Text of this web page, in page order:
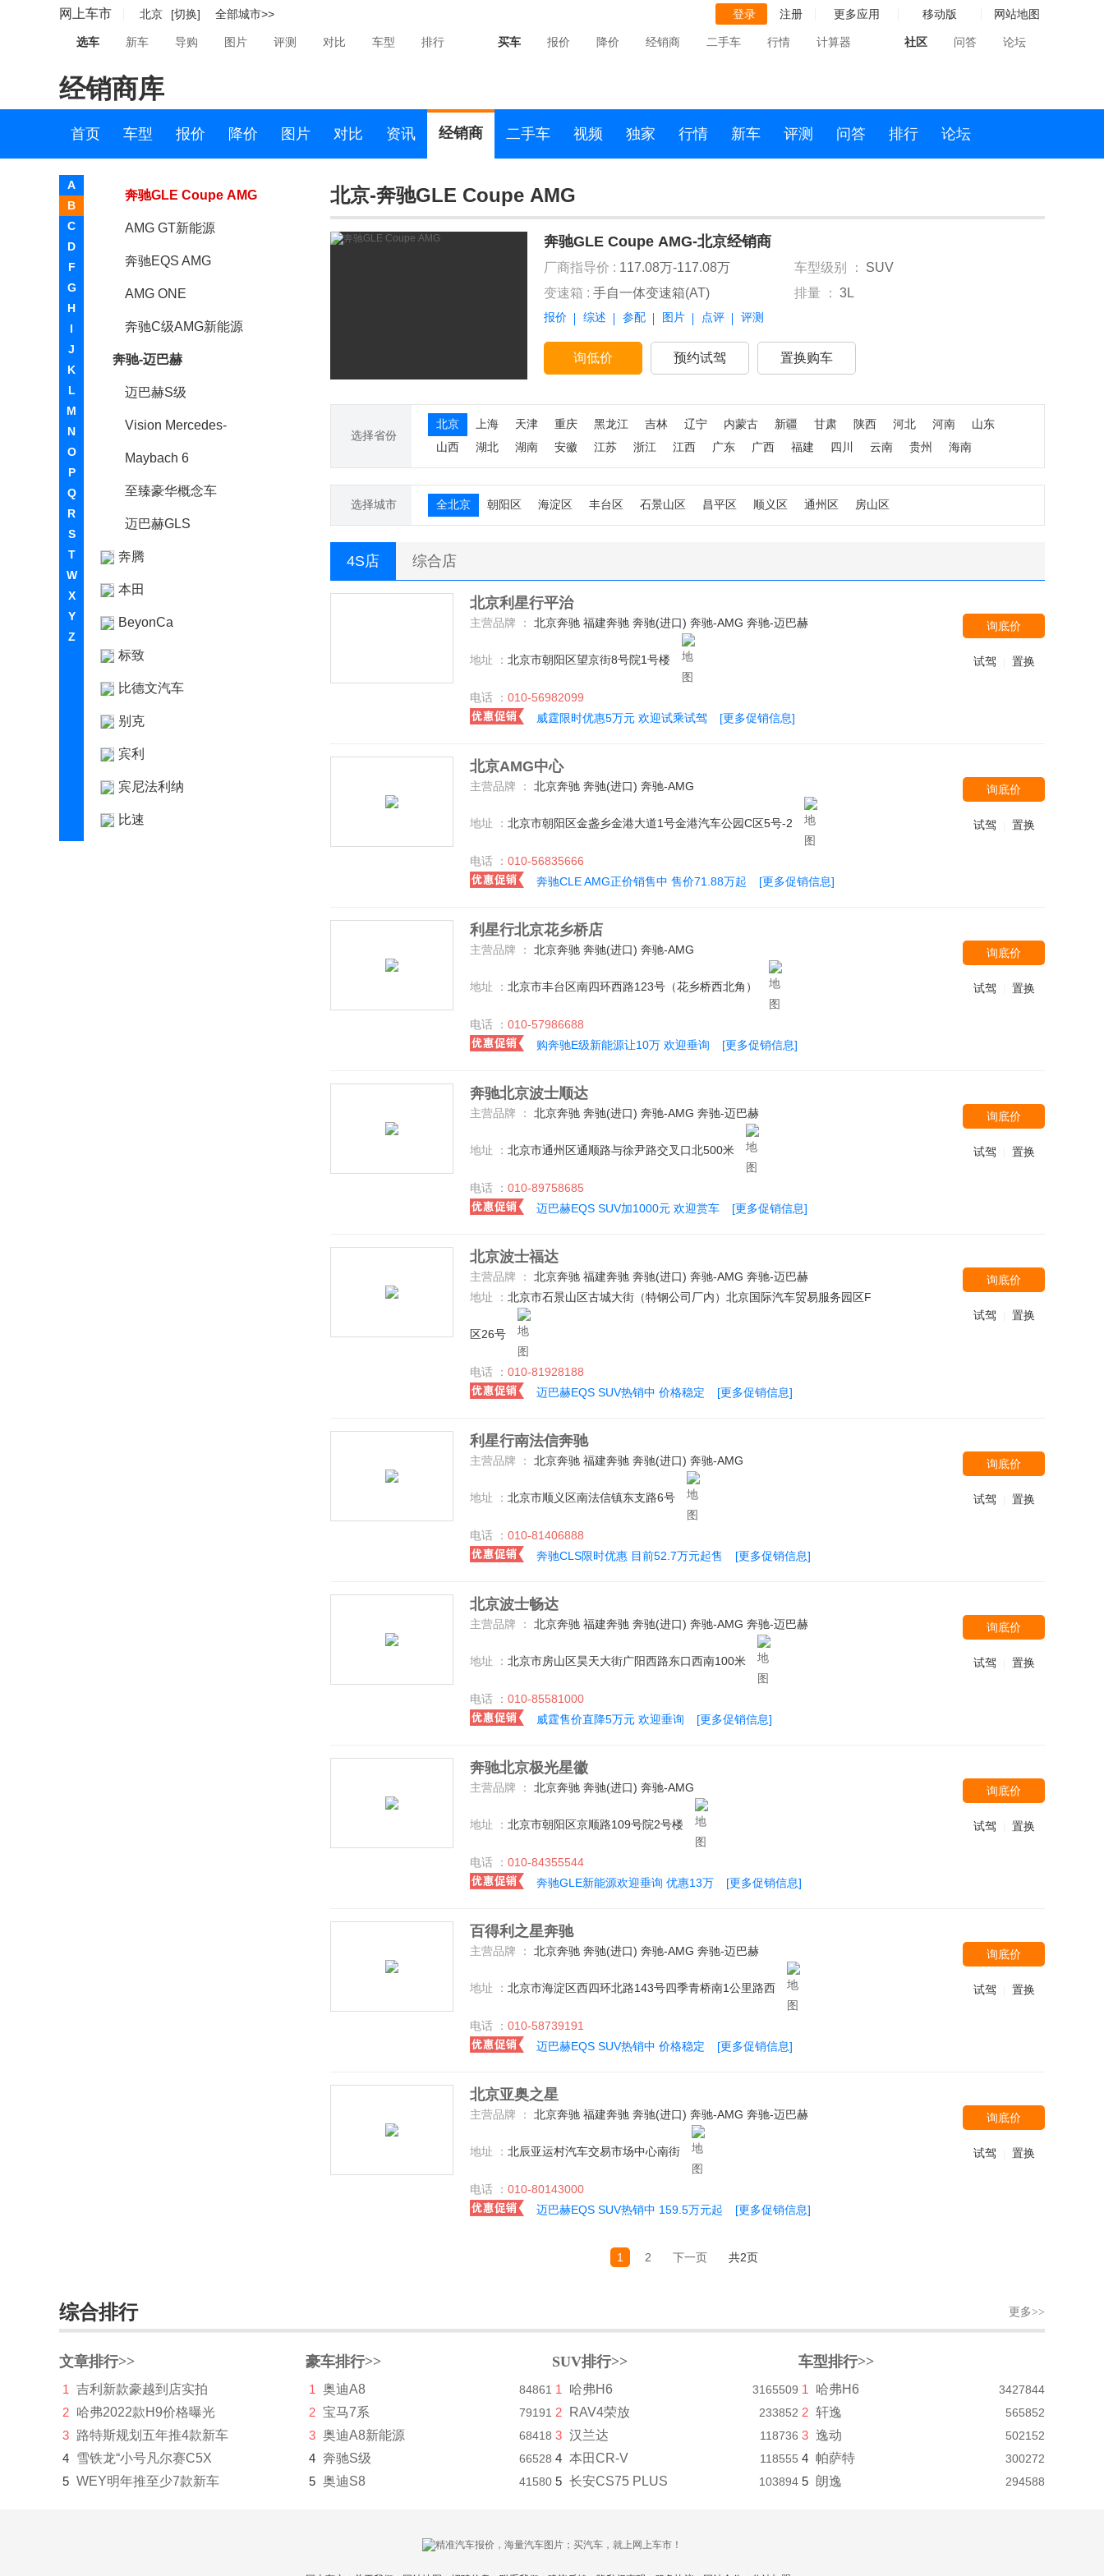
网上车市 北京 [切换] 全部城市>> 登录 注册 更多应用 移动版 网站地图
选车 新车 导购 图片 评测 对比 车型 排行 买车 报价 降价 经销商 二手车 行情 计算器 社区 问答 论坛
经销商库
首页 车型 报价 降价 图片 对比 资讯 经销商 二手车 视频 独家 行情 新车 评测 问答 排行 论坛
A
B
C
D
F
G
H
I
J
K
L
M
N
O
P
Q
R
S
T
W
X
Y
Z
奔驰One
奔驰GLB AMG
奔驰GLC AMG
奔驰GLE Coupe AMG
AMG GT新能源
奔驰EQS AMG
AMG ONE
奔驰C级AMG新能源
奔驰-迈巴赫
迈巴赫S级
Vision Mercedes-
Maybach 6
至臻豪华概念车
迈巴赫GLS
奔腾
本田
BeyonCa
标致
比德文汽车
别克
宾利
宾尼法利纳
比速
菲斯科
菲亚特
丰田
Foxtron
福迪
北京-奔驰GLE Coupe AMG
奔驰GLE Coupe AMG-北京经销商
厂商指导价 : 117.08万-117.08万 车型级别 ：
SUV
变速箱 : 手自一体变速箱(AT) 排量 ： 3L
报价 综述 参配 图片 点评 评测
询低价 预约试驾 置换购车
选择省份
北京 上海 天津 重庆 黑龙江 吉林 辽宁 内蒙古 新疆 甘肃 陕西 河北 河南
山东
山西
湖北 湖南 安徽 江苏 浙江 江西 广东 广西 福建 四川 云南 贵州 海南
选择城市 全北京 朝阳区 海淀区 丰台区 石景山区 昌平区 顺义区 通州区 房山区
4S店 综合店
北京利星行平治
主营品牌 ： 北京奔驰 福建奔驰 奔驰(进口) 奔驰-AMG 奔驰-迈巴赫
地址 ： 北京市朝阳区望京街8号院1号楼
电话 ： 010-56982099
威霆限时优惠5万元 欢迎试乘试驾
[更多促销信息]
询底价
试驾 置换
北京AMG中心
主营品牌 ： 北京奔驰 奔驰(进口) 奔驰-AMG
地址 ： 北京市朝阳区金盏乡金港大道1号金港汽车公园C区5号-2
电话 ： 010-56835666
奔驰CLE AMG正价销售中 售价71.88万起
[更多促销信息]
询底价
试驾 置换
利星行北京花乡桥店
主营品牌 ： 北京奔驰 奔驰(进口) 奔驰-AMG
地址 ： 北京市丰台区南四环西路123号（花乡桥西北角）
电话 ： 010-57986688
购奔驰E级新能源让10万 欢迎垂询
[更多促销信息]
询底价
试驾 置换
奔驰北京波士顺达
主营品牌 ： 北京奔驰 奔驰(进口) 奔驰-AMG 奔驰-迈巴赫
地址 ： 北京市通州区通顺路与徐尹路交叉口北500米
电话 ： 010-89758685
迈巴赫EQS SUV加1000元 欢迎赏车
[更多促销信息]
询底价
试驾 置换
北京波士福达
主营品牌 ：
北京奔驰 福建奔驰 奔驰(进口) 奔驰-AMG 奔驰-迈巴赫
地址 ： 北京市石景山区古城大街（特钢公司厂内）北京国际汽车贸易服务园区F
区26号
电话 ： 010-81928188
迈巴赫EQS SUV热销中 价格稳定
[更多促销信息]
询底价
试驾 置换
利星行南法信奔驰
主营品牌 ： 北京奔驰 福建奔驰 奔驰(进口) 奔驰-AMG
地址 ： 北京市顺义区南法信镇东支路6号
电话 ： 010-81406888
奔驰CLS限时优惠 目前52.7万元起售
[更多促销信息]
询底价
试驾 置换
北京波士畅达
主营品牌 ： 北京奔驰 福建奔驰 奔驰(进口) 奔驰-AMG 奔驰-迈巴赫
地址 ： 北京市房山区昊天大街广阳西路东口西南100米
电话 ： 010-85581000
威霆售价直降5万元 欢迎垂询
[更多促销信息]
询底价
试驾 置换
奔驰北京极光星徽
主营品牌 ： 北京奔驰 奔驰(进口) 奔驰-AMG
地址 ： 北京市朝阳区京顺路109号院2号楼
电话 ： 010-84355544
奔驰GLE新能源欢迎垂询 优惠13万
[更多促销信息]
询底价
试驾 置换
百得利之星奔驰
主营品牌 ： 北京奔驰 奔驰(进口) 奔驰-AMG 奔驰-迈巴赫
地址 ： 北京市海淀区西四环北路143号四季青桥南1公里路西
电话 ： 010-58739191
迈巴赫EQS SUV热销中 价格稳定
[更多促销信息]
询底价
试驾 置换
北京亚奥之星
主营品牌 ： 北京奔驰 福建奔驰 奔驰(进口) 奔驰-AMG 奔驰-迈巴赫
地址 ： 北辰亚运村汽车交易市场中心南街
电话 ： 010-80143000
迈巴赫EQS SUV热销中 159.5万元起
[更多促销信息]
询底价
试驾 置换
1 2 下一页 共2页
综合排行 更多>>
文章排行>>
1
吉利新款豪越到店实拍
2 哈弗2022款H9价格曝光
3 路特斯规划五年推4款新车
4 雪铁龙“小号凡尔赛C5X
5 WEY明年推至少7款新车
豪车排行>>
1 奥迪A8 84861
2 宝马7系 79191
3 奥迪A8新能源 68418
4 奔驰S级 66528
5 奥迪S8 41580
SUV排行>>
1 哈弗H6 3165509
2 RAV4荣放 233852
3 汉兰达 118736
4 本田CR-V 118555
5 长安CS75 PLUS 103894
车型排行>>
1 哈弗H6 3427844
2 轩逸 565852
3 逸动 502152
4 帕萨特 300272
5 朗逸 294588